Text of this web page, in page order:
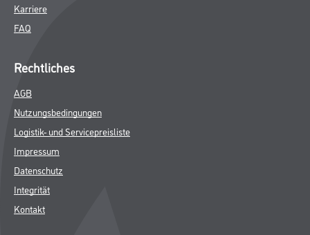
Karriere
FAQ
Rechtliches
AGB
Nutzungsbedingungen
Logistik- und Servicepreisliste
Impressum
Datenschutz
Integrität
Kontakt